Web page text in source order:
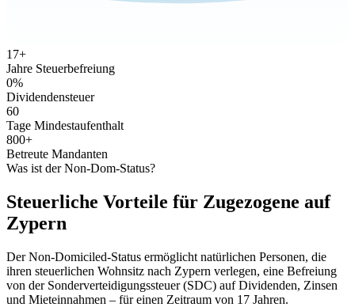
17+
Jahre Steuerbefreiung
0%
Dividendensteuer
60
Tage Mindestaufenthalt
800+
Betreute Mandanten
Was ist der Non-Dom-Status?
Steuerliche Vorteile für Zugezogene auf
Zypern
Der Non-Domiciled-Status ermöglicht natürlichen Personen, die
ihren steuerlichen Wohnsitz nach Zypern verlegen, eine Befreiung
von der Sonderverteidigungssteuer (SDC) auf Dividenden, Zinsen
und Mieteinnahmen – für einen Zeitraum von 17 Jahren.